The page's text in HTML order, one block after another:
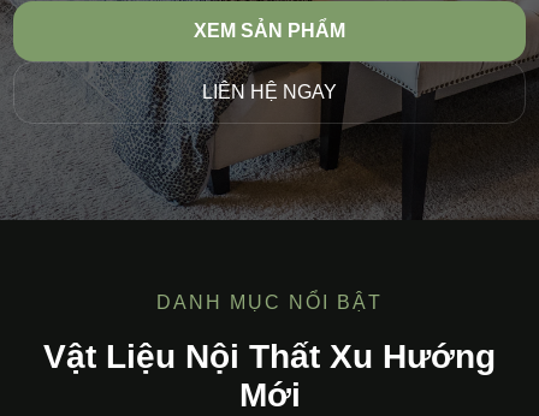
XEM SẢN PHẨM
LIÊN HỆ NGAY
DANH MỤC NỔI BẬT
Vật Liệu Nội Thất Xu Hướng
Mới